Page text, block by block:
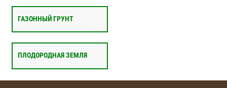
ГАЗОННЫЙ ГРУНТ
ПЛОДОРОДНАЯ ЗЕМЛЯ